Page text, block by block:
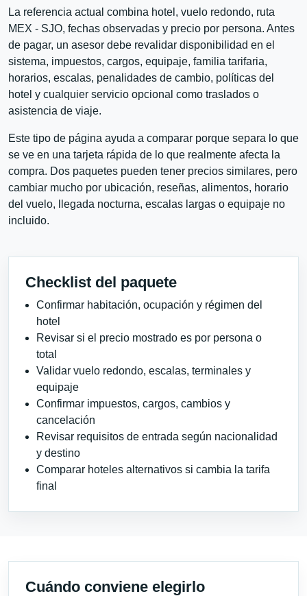
La referencia actual combina hotel, vuelo redondo, ruta
MEX - SJO, fechas observadas y precio por persona. Antes
de pagar, un asesor debe revalidar disponibilidad en el
sistema, impuestos, cargos, equipaje, familia tarifaria,
horarios, escalas, penalidades de cambio, políticas del
hotel y cualquier servicio opcional como traslados o
asistencia de viaje.
Este tipo de página ayuda a comparar porque separa lo que
se ve en una tarjeta rápida de lo que realmente afecta la
compra. Dos paquetes pueden tener precios similares, pero
cambiar mucho por ubicación, reseñas, alimentos, horario
del vuelo, llegada nocturna, escalas largas o equipaje no
incluido.
Checklist del paquete
Confirmar habitación, ocupación y régimen del
hotel
Revisar si el precio mostrado es por persona o
total
Validar vuelo redondo, escalas, terminales y
equipaje
Confirmar impuestos, cargos, cambios y
cancelación
Revisar requisitos de entrada según nacionalidad
y destino
Comparar hoteles alternativos si cambia la tarifa
final
Cuándo conviene elegirlo